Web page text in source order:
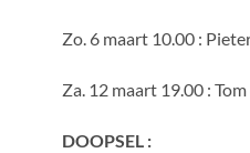
Zo. 6 maart 10.00 :
Za. 12 maart 19.00 :
DOOPSEL :